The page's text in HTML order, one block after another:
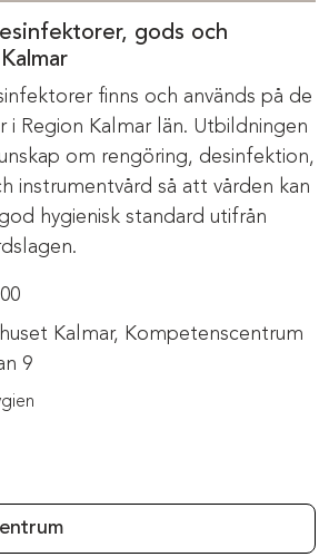
gods och
finns och används på de
i Region Kalmar län. Utbildningen
om rengöring, desinfektion,
instrumentvård så att vården kan
hygienisk standard utifrån
Kalmar, Kompetenscentrum
9